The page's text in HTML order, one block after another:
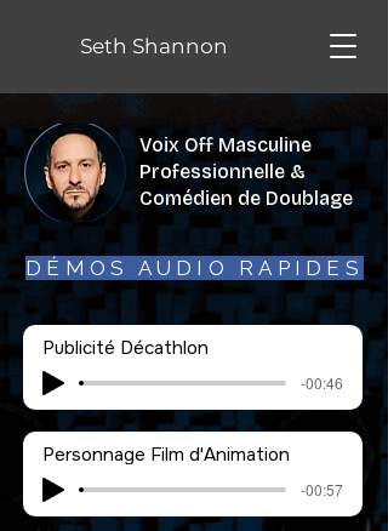
Seth Shannon
Voix Off Masculine
Professionnelle &
Comédien de Doublage
DÉMOS AUDIO RAPIDES
Publicité Décathlon
-00:46
Personnage Film d'Animation
-00:57